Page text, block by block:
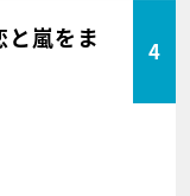
と嵐をま
4